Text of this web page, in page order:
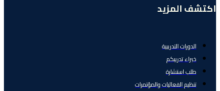
اكتشف المزيد
الدورات التدريبية
خبراء تدريبكم
طلب استشارة
تنظيم الفعاليات والمؤتمرات